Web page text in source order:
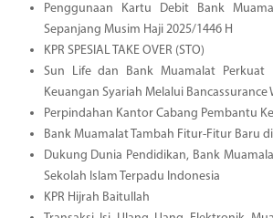
Penggunaan Kartu Debit Bank
Sepanjang Musim Haji 2025/1446 H
KPR SPESIAL TAKE OVER (STO)
Sun Life dan Bank Muamalat Perkuat
Keuangan Syariah Melalui Bancassurance
Perpindahan Kantor Cabang Pembantu
Bank Muamalat Tambah Fitur-Fitur Baru
Dukung Dunia Pendidikan, Bank
Sekolah Islam Terpadu Indonesia
KPR Hijrah Baitullah